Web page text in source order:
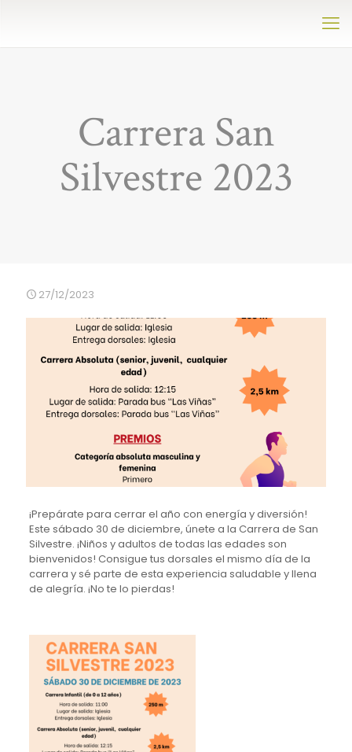
Carrera San
Silvestre 2023
27/12/2023
¡Prepárate para cerrar el año con energía y diversión!
Este sábado 30 de diciembre, únete a la Carrera de San
Silvestre. ¡Niños y adultos de todas las edades son
bienvenidos! Consigue tus dorsales el mismo día de la
carrera y sé parte de esta experiencia saludable y llena
de alegría. ¡No te lo pierdas!